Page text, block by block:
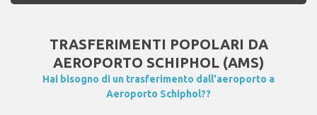
TRASFERIMENTI POPOLARI DA
AEROPORTO SCHIPHOL (AMS)
Hai bisogno di un trasferimento dall'aeroporto a
Aeroporto Schiphol??